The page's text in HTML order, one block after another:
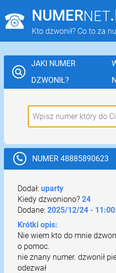
NUMERNET
Kto dzwonił? Co to za
JAKI NUMER
DZWONIŁ?
NUMER 48885890623
Dodał: uparty
Kiedy dzwoniono? 24
Dodane: 2025/12/24 -
Krótki opis:
Nie wiem kto do mnie
o pomoc.
nie znany numer. dzwonił
odezwał